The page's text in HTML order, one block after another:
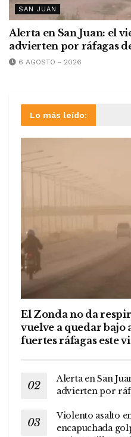
SAN JUAN
Alerta en San Juan: el
advierten por ráfagas
6 AGOSTO - 2026
Lo más leído:
El Zonda no da
vuelve a quedar bajo
fuertes ráfagas este
Alerta en San
advierten por
Violento asalto
encapuchada